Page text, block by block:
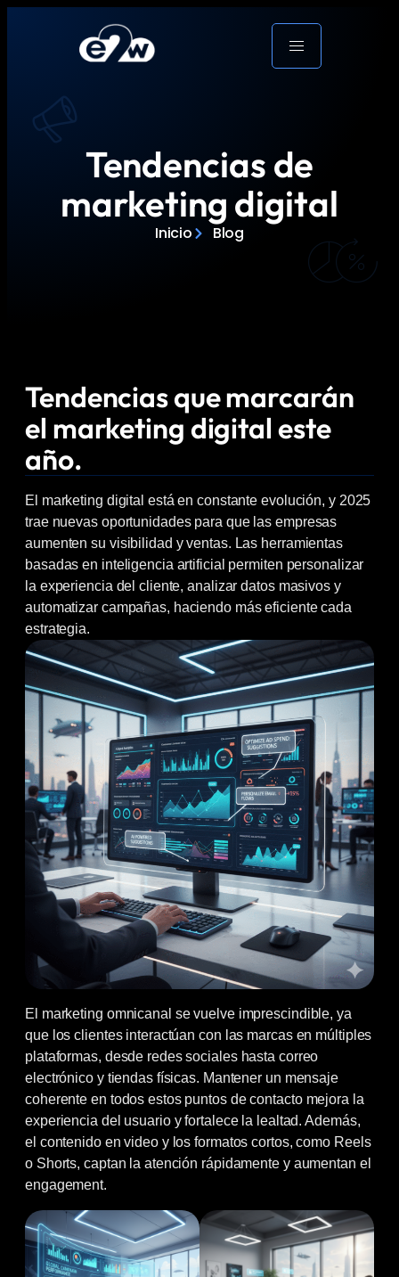
Tendencias de
marketing digital
Inicio Blog
Tendencias que marcarán
el marketing digital este
año.
El marketing digital está en constante evolución, y 2025
trae nuevas oportunidades para que las empresas
aumenten su visibilidad y ventas. Las herramientas
basadas en inteligencia artificial permiten personalizar
la experiencia del cliente, analizar datos masivos y
automatizar campañas, haciendo más eficiente cada
estrategia.
El marketing omnicanal se vuelve imprescindible, ya
que los clientes interactúan con las marcas en múltiples
plataformas, desde redes sociales hasta correo
electrónico y tiendas físicas. Mantener un mensaje
coherente en todos estos puntos de contacto mejora la
experiencia del usuario y fortalece la lealtad. Además,
el contenido en video y los formatos cortos, como Reels
o Shorts, captan la atención rápidamente y aumentan el
engagement.